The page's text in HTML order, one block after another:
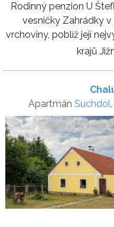
Rodinný penzion U
vesničky Zahrádky
vrchoviny, poblíž její
krajů
Apartmán Suchdol